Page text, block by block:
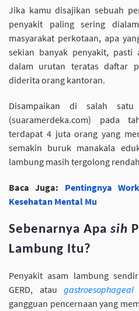
Jika kamu disajikan sebuah
penyakit paling sering
masyarakat perkotaan, apa
sekian banyak penyakit, pasti
dalam urutan teratas daftar
diderita orang kantoran.
Disampaikan di salah
(suaramerdeka.com) pada
terdapat 4 juta orang yang
semakin buruk manakala
lambung masih tergolong
Baca Juga: Pentingnya
Kesehatan Mental Mu
Sebenarnya Apa sih
Lambung Itu?
Penyakit asam lambung
GERD, atau
gangguan pencernaan yang